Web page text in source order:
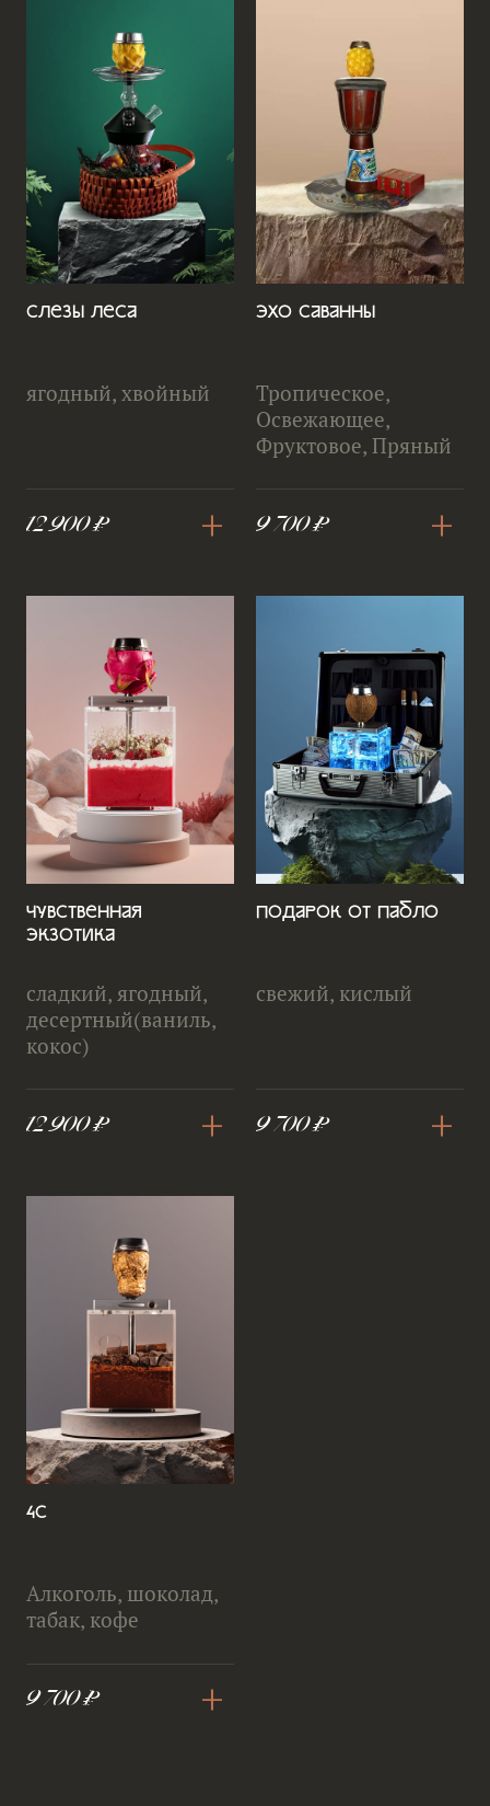
Слезы леса
ягодный, хвойный
12 900 ₽ +
Эхо Саванны
Тропическое,
Освежающее,
Фруктовое, Пряный
9 700 ₽ +
Чувственная
экзотика
сладкий, ягодный,
десертный(ваниль,
кокос)
12 900 ₽ +
Подарок от пабло
свежий, кислый
9 700 ₽ +
4С
Алкоголь, шоколад,
табак, кофе
9 700 ₽ +